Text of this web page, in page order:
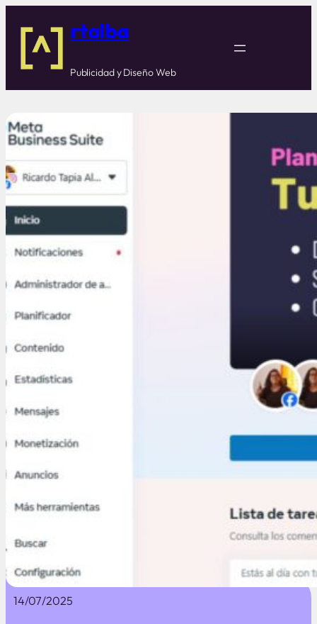
rtalba
Publicidad y Diseño Web
14/07/2025